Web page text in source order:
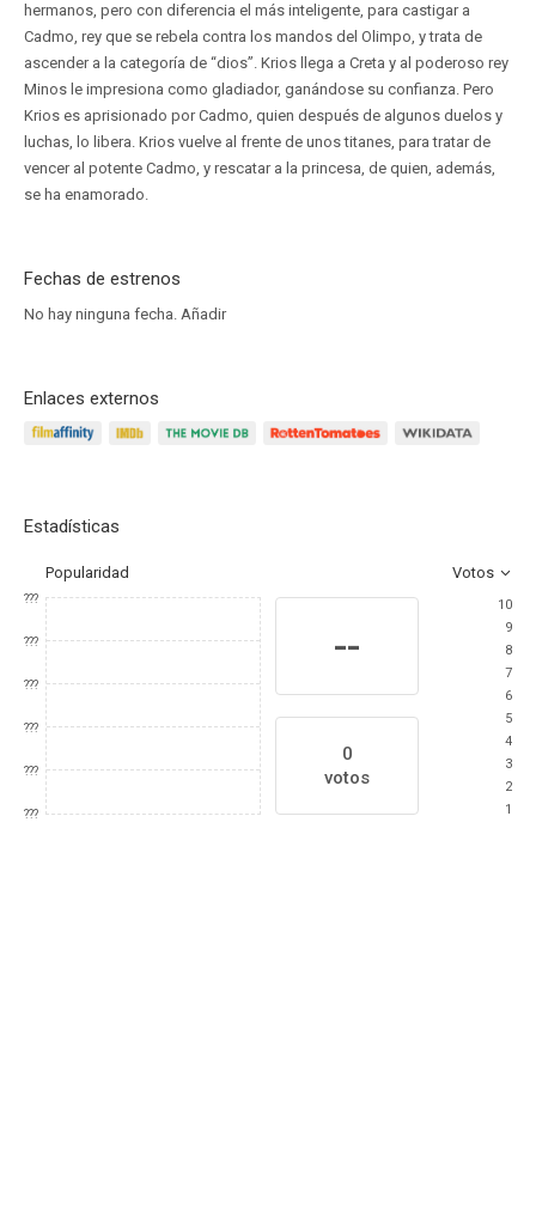
hermanos, pero con diferencia el más inteligente, para castigar a
Cadmo, rey que se rebela contra los mandos del Olimpo, y trata de
ascender a la categoría de “dios”. Krios llega a Creta y al poderoso rey
Minos le impresiona como gladiador, ganándose su confianza. Pero
Krios es aprisionado por Cadmo, quien después de algunos duelos y
luchas, lo libera. Krios vuelve al frente de unos titanes, para tratar de
vencer al potente Cadmo, y rescatar a la princesa, de quien, además,
se ha enamorado.
Fechas de estrenos
No hay ninguna fecha. Añadir
Enlaces externos
Estadísticas
Popularidad Votos
???
???
???
???
???
???
--
0
votos
10
9
8
7
6
5
4
3
2
1